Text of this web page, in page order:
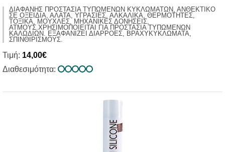
ΔΙΑΦΑΝΗΣ ΠΡΟΣΤΑΣΙΑ ΤΥΠΩΜΕΝΩΝ ΚΥΚΛΩΜΑΤΩΝ, ΑΝΘΕΚΤΙΚΟ
ΣΕ ΟΞΕΙΔΙΑ, ΑΛΑΤΑ, ΥΓΡΑΣΙΕΣ, ΑΛΚΑΛΙΚΑ, ΘΕΡΜΟΤΗΤΕΣ,
ΤΟΞΙΚΑ, ΜΟΥΧΛΕΣ, ΜΗΧΑΝΙΚΕΣ ΔΟΝΗΣΕΙΣ,
ΑΤΜΟΥΣ.ΧΡΗΣΙΜΟΠΟΙΕΙΤΑΙ ΓΙΑ ΠΡΟΣΤΑΣΙΑ ΤΥΠΩΜΕΝΩΝ
ΚΑΛΩΔΙΩΝ. ΕΞΑΦΑΝΙΖΕΙ ΔΙΑΡΡΟΕΣ, ΒΡΑΧΥΚΥΚΛΩΜΑΤΑ,
ΣΠΙΝΘΙΡΙΣΜΟΥΣ.
Τιμή: 14,00€
Διαθεσιμότητα: